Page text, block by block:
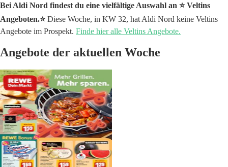
Bei Aldi Nord findest du eine vielfältige Auswahl an ⭐️ Veltins
Angeboten.⭐️Diese Woche, in KW 32, hat Aldi Nord keine Veltins
Angebote im Prospekt. Finde hier alle Veltins Angebote.
Angebote der aktuellen Woche